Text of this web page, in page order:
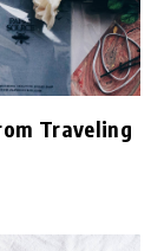
Traveling